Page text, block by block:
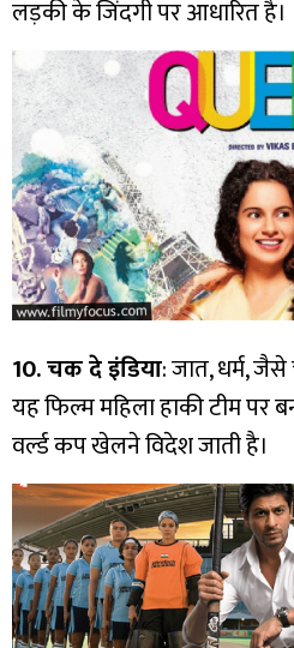
लड़की के जिंदगी पर आधारित है।
10. चक दे इंडिया: जात, धर्म,
यह फिल्म महिला हाकी टीम पर
वर्ल्ड कप खेलने विदेश जाती है।